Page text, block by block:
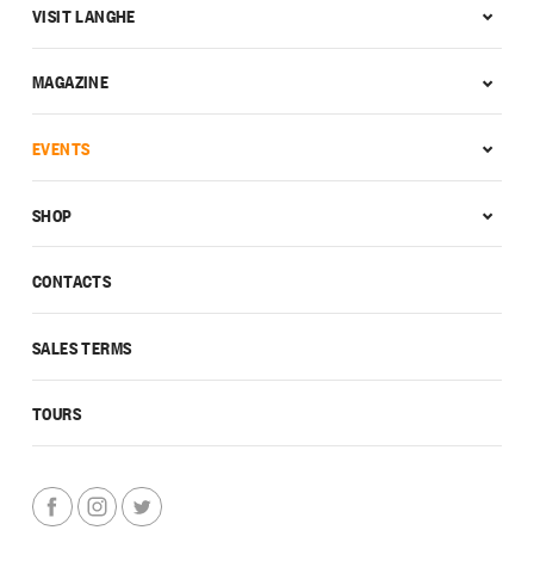
CONTACTS
SALES TERMS
TOURS
VISIT LANGHE
MAGAZINE
EVENTS
SHOP